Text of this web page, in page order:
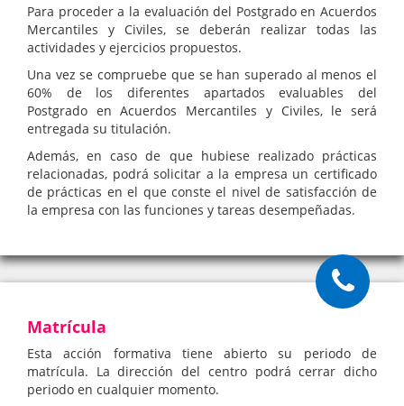
Para proceder a la evaluación del Postgrado en Acuerdos
Mercantiles y Civiles, se deberán realizar todas las
actividades y ejercicios propuestos.
Una vez se compruebe que se han superado al menos el
60% de los diferentes apartados evaluables del
Postgrado en Acuerdos Mercantiles y Civiles, le será
entregada su titulación.
Además, en caso de que hubiese realizado prácticas
relacionadas, podrá solicitar a la empresa un certificado
de prácticas en el que conste el nivel de satisfacción de
la empresa con las funciones y tareas desempeñadas.
Matrícula
Esta acción formativa tiene abierto su periodo de
matrícula. La dirección del centro podrá cerrar dicho
periodo en cualquier momento.